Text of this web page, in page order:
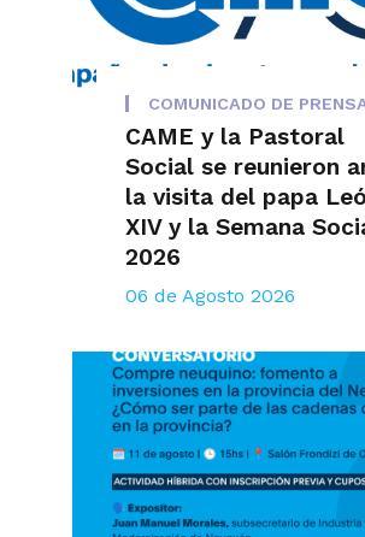
COMUNICADO DE
CAME y la Pastoral
Social se reunieron
la visita del papa
XIV y la Semana
2026
06 de Agosto 2026